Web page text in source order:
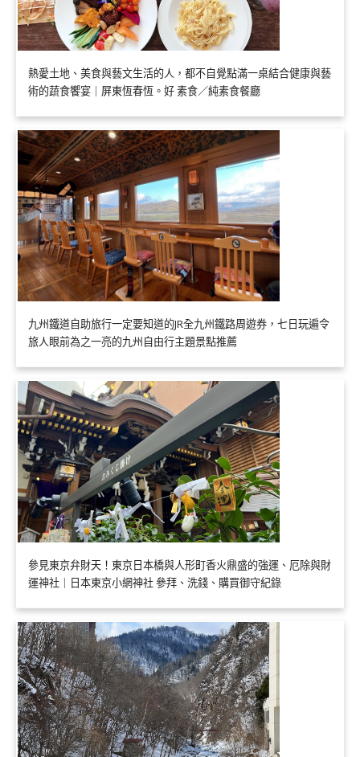
熱愛土地、美食與藝文生活的人，都不自覺點滿一桌結合健康與藝
術的蔬食饗宴｜屏東恆春恆。好 素食／純素食餐廳
九州鐵道自助旅行一定要知道的JR全九州鐵路周遊券，七日玩遍令
旅人眼前為之一亮的九州自由行主題景點推薦
參見東京弁財天！東京日本橋與人形町香火鼎盛的強運、厄除與財
運神社｜日本東京小網神社 參拜、洗錢、購買御守紀錄